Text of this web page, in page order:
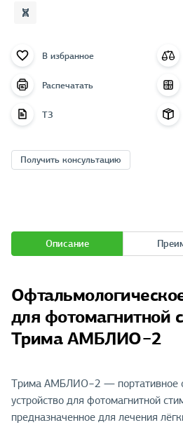
В избранное
Распечатать
ТЗ
Получить консультацию
Описание
для фотомагнитной
Трима АМБЛИО−2
Трима АМБЛИО−2 — портативное
устройство для фотомагнитной
предназначенное для лечения